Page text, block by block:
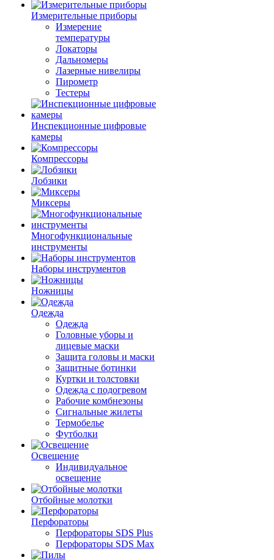
Измерительные приборы
Измерение
температуры
Локаторы
Дальномеры
Лазерные нивелиры
Пирометр
Тестеры
Инспекционные цифровые
камеры
Компрессоры
Лобзики
Миксеры
Многофункциональные
инструменты
Наборы инструментов
Ножницы
Одежда
Одежда
Головные уборы и
лицевые маски
Защита головы и маски
Защитные ботинки
Куртки и толстовки
Одежда с подогревом
Рабочие комбнезоны
Сигнальные жилеты
Термобелье
Футболки
Освещение
Индивидуальное
освещение
Отбойные молотки
Перфораторы
Перфораторы SDS Plus
Перфораторы SDS Max